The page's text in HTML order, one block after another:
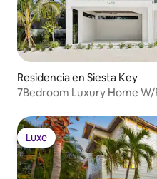
Residencia en Siesta Key
7Bedroom Luxury Home W/
Luxe
Luxe